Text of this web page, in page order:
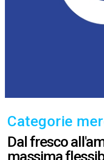
Categorie
Dal fresco
massima